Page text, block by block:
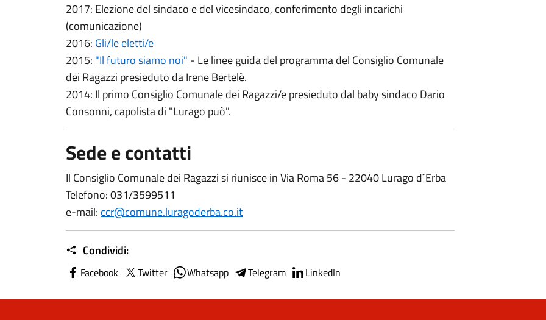
2017: Elezione del sindaco e del vicesindaco, conferimento degli incarichi
(comunicazione)
2016: Gli/le eletti/e
2015: "Il futuro siamo noi" - Le linee guida del programma del Consiglio Comunale
dei Ragazzi presieduto da Irene Bertelè.
2014: Il primo Consiglio Comunale dei Ragazzi/e presieduto dal baby sindaco Dario
Consonni, capolista di "Lurago può".
Sede e contatti
Il Consiglio Comunale dei Ragazzi si riunisce in Via Roma 56 - 22040 Lurago d´Erba
Telefono: 031/3599511
e-mail: ccr@comune.luragoderba.co.it
Condividi:
Facebook Twitter Whatsapp Telegram LinkedIn